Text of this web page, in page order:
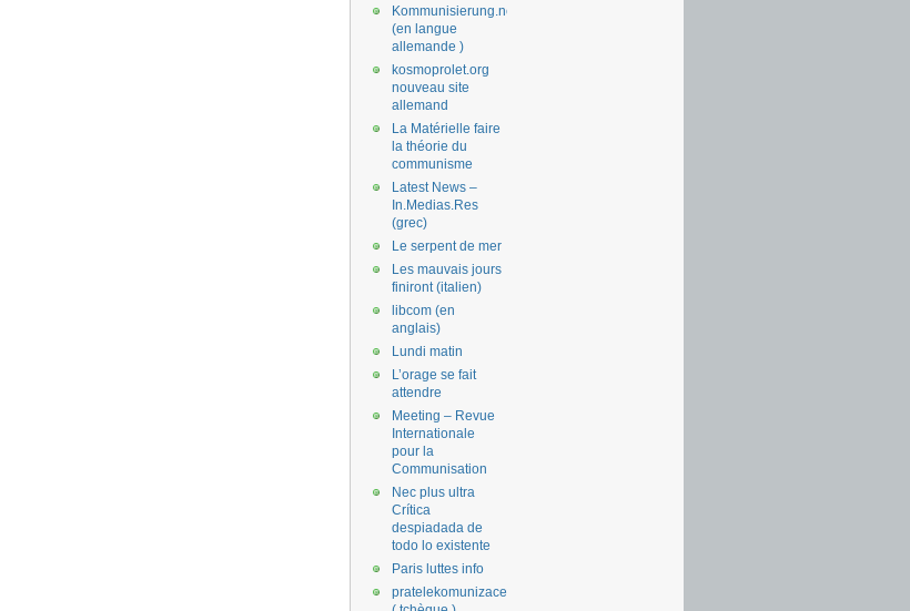
Kommunisierung.net
(en langue
allemande )
kosmoprolet.org
nouveau site
allemand
La Matérielle faire
la théorie du
communisme
Latest News –
In.Medias.Res
(grec)
Le serpent de mer
Les mauvais jours
finiront (italien)
libcom (en
anglais)
Lundi matin
L’orage se fait
attendre
Meeting – Revue
Internationale
pour la
Communisation
Nec plus ultra
Crítica
despiadada de
todo lo existente
Paris luttes info
pratelekomunizace